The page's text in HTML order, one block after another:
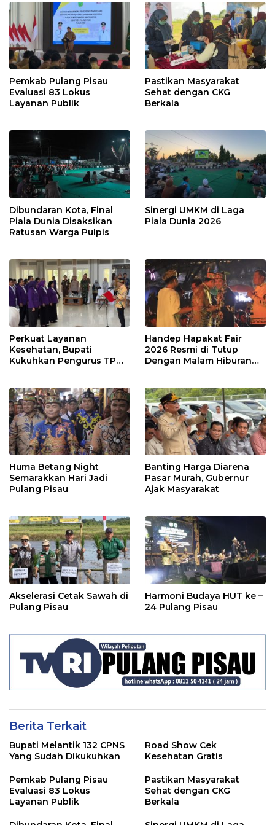
Pemkab Pulang Pisau
Evaluasi 83 Lokus
Layanan Publik
Pastikan Masyarakat
Sehat dengan CKG
Berkala
Dibundaran Kota, Final
Piala Dunia Disaksikan
Ratusan Warga Pulpis
Sinergi UMKM di Laga
Piala Dunia 2026
Perkuat Layanan
Kesehatan, Bupati
Kukuhkan Pengurus TP
Handep Hapakat Fair
2026 Resmi di Tutup
Dengan Malam Hiburan
Huma Betang Night
Semarakkan Hari Jadi
Pulang Pisau
Banting Harga Diarena
Pasar Murah, Gubernur
Ajak Masyarakat
Akselerasi Cetak Sawah di
Pulang Pisau
Harmoni Budaya HUT ke –
24 Pulang Pisau
Berita Terkait
Bupati Melantik 132 CPNS
Yang Sudah Dikukuhkan
Road Show Cek
Kesehatan Gratis
Pemkab Pulang Pisau
Evaluasi 83 Lokus
Layanan Publik
Pastikan Masyarakat
Sehat dengan CKG
Berkala